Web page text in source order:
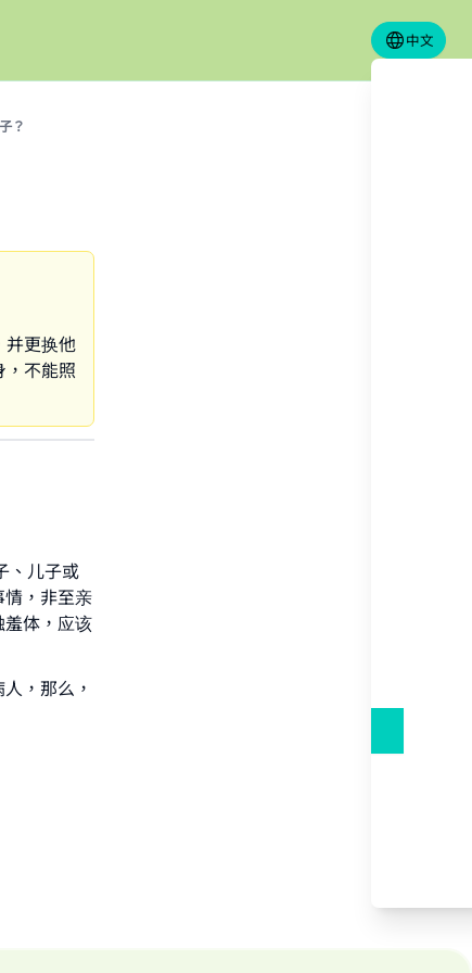
中文
？
并更换他
，不能照
、儿子或
，非至亲
体，应该
，那么，